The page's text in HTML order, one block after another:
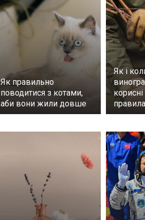
Як правильно
поводитися з котами,
аби вони жили довше
Як і
правила